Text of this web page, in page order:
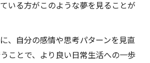
いる方がこのような夢を見ることが
、自分の感情や思考パターンを見直
ことで、より良い日常生活への一歩